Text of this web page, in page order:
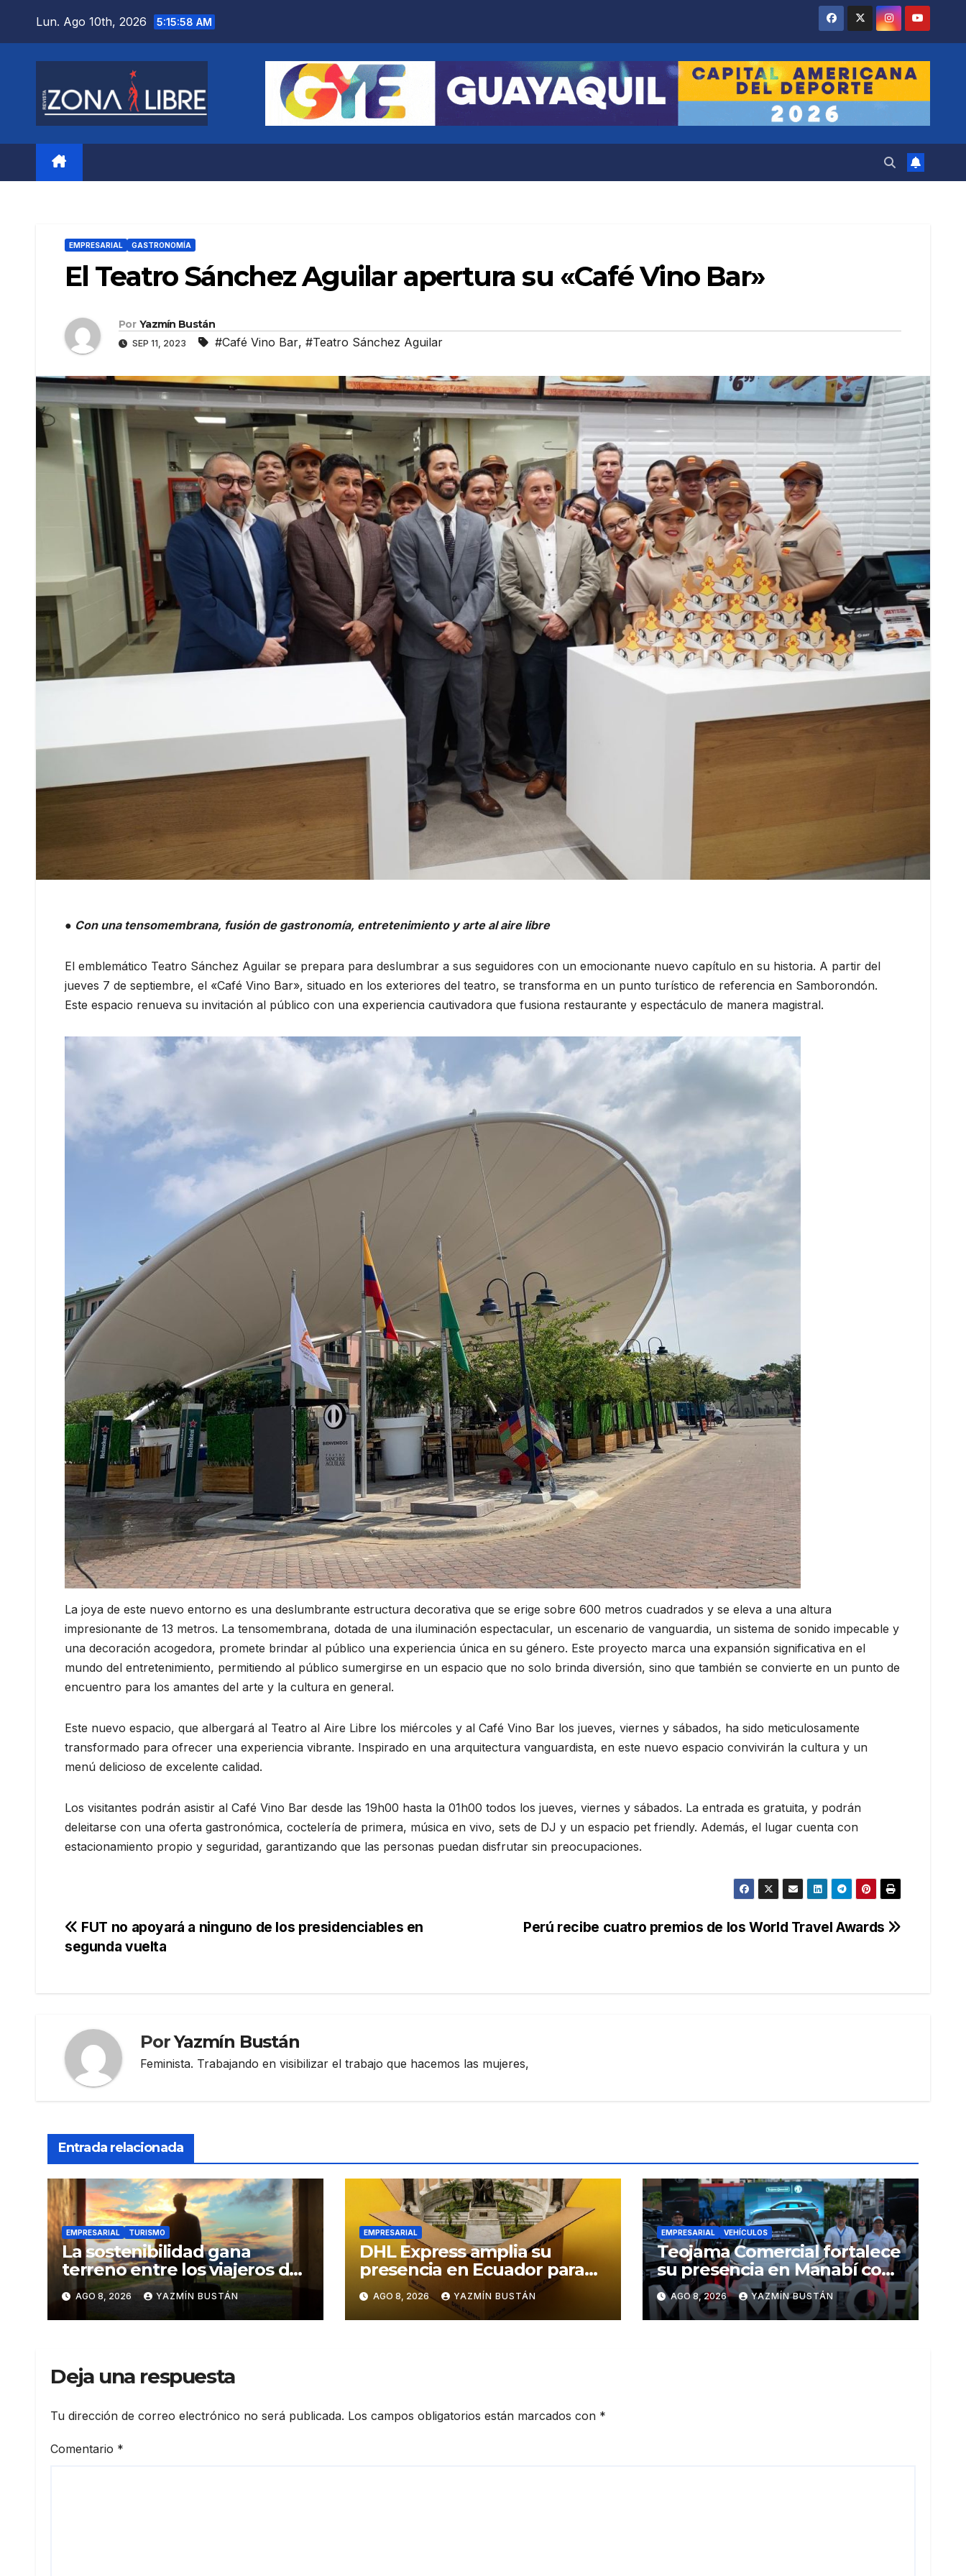
Lun. Ago 10th, 2026 5:16:00 AM
EMPRESARIAL GASTRONOMÍA
El Teatro Sánchez Aguilar apertura su «Café Vino Bar»
Por Yazmín Bustán
SEP 11, 2023 #Café Vino Bar, #Teatro Sánchez Aguilar
● Con una tensomembrana, fusión de gastronomía, entretenimiento y arte al aire libre
El emblemático Teatro Sánchez Aguilar se prepara para deslumbrar a sus seguidores con un emocionante nuevo capítulo en su historia. A partir del
jueves 7 de septiembre, el «Café Vino Bar», situado en los exteriores del teatro, se transforma en un punto turístico de referencia en Samborondón.
Este espacio renueva su invitación al público con una experiencia cautivadora que fusiona restaurante y espectáculo de manera magistral.
La joya de este nuevo entorno es una deslumbrante estructura decorativa que se erige sobre 600 metros cuadrados y se eleva a una altura
impresionante de 13 metros. La tensomembrana, dotada de una iluminación espectacular, un escenario de vanguardia, un sistema de sonido impecable y
una decoración acogedora, promete brindar al público una experiencia única en su género. Este proyecto marca una expansión significativa en el
mundo del entretenimiento, permitiendo al público sumergirse en un espacio que no solo brinda diversión, sino que también se convierte en un punto de
encuentro para los amantes del arte y la cultura en general.
Este nuevo espacio, que albergará al Teatro al Aire Libre los miércoles y al Café Vino Bar los jueves, viernes y sábados, ha sido meticulosamente
transformado para ofrecer una experiencia vibrante. Inspirado en una arquitectura vanguardista, en este nuevo espacio convivirán la cultura y un
menú delicioso de excelente calidad.
Los visitantes podrán asistir al Café Vino Bar desde las 19h00 hasta la 01h00 todos los jueves, viernes y sábados. La entrada es gratuita, y podrán
deleitarse con una oferta gastronómica, coctelería de primera, música en vivo, sets de DJ y un espacio pet friendly. Además, el lugar cuenta con
estacionamiento propio y seguridad, garantizando que las personas puedan disfrutar sin preocupaciones.
Navegación
de
Perú recibe cuatro premios de los World Travel Awards
FUT no apoyará a ninguno de los presidenciables en
segunda vuelta
PorYazmín Bustán
Feminista. Trabajando en visibilizar el trabajo que hacemos las mujeres,
Entrada relacionada
EMPRESARIAL TURISMO
La sostenibilidad gana
terreno entre los viajeros de
negocios
AGO 8, 2026 YAZMÍN BUSTÁN
EMPRESARIAL
DHL Express amplia su
presencia en Ecuador para
responder al crecimiento de
las exportaciones
AGO 8, 2026 YAZMÍN BUSTÁN
EMPRESARIAL VEHÍCULOS
Teojama Comercial fortalece
su presencia en Manabí con
una apuesta por la movilidad
híbrida y eléctrica durante
ExpoAuto del Pacífico 2026
AGO 8, 2026 YAZMÍN BUSTÁN
Deja una respuesta
Tu dirección de correo electrónico no será publicada. Los campos obligatorios están marcados con *
Comentario *